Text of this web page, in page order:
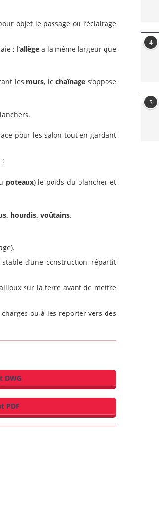
objet le passage ou l’éclairage
; l’allègea la même largeur que
les murs, lechaînage s’oppose
pour les salon tout en gardant
:
poteaux) le poids du plancher et
hourdis, voûtains.
d’une construction, répartit
sur la terre avant de mettre
ou à les reporter vers des
DWG
PDF
4
5